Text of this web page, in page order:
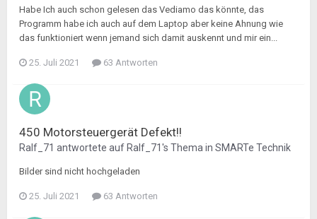
Habe Ich auch schon gelesen das Vediamo das könnte, das
Programm habe ich auch auf dem Laptop aber keine Ahnung wie
das funktioniert wenn jemand sich damit auskennt und mir ein...
25. Juli 2021 63 Antworten
450 Motorsteuergerät Defekt!!
Ralf_71 antwortete auf Ralf_71's Thema in SMARTe Technik
Bilder sind nicht hochgeladen
25. Juli 2021 63 Antworten